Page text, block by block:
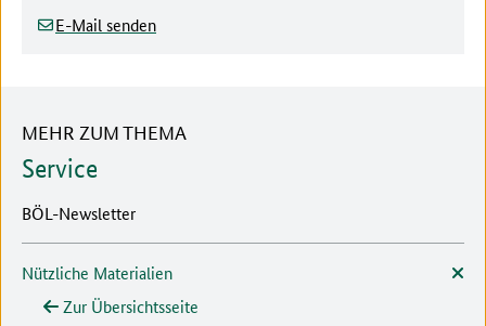
E-Mail senden
MEHR ZUM THEMA
Service
BÖL-Newsletter
Nützliche Materialien
Zur Übersichtsseite